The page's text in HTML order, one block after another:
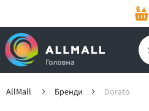
AllMall Бренди Dorato